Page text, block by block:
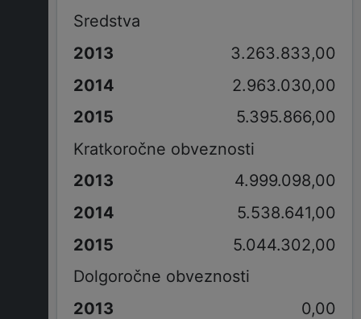
Sredstva
3.263.833,00
2.963.030,00
5.395.866,00
Kratkoročne obveznosti
4.999.098,00
5.538.641,00
5.044.302,00
Dolgoročne obveznosti
0,00